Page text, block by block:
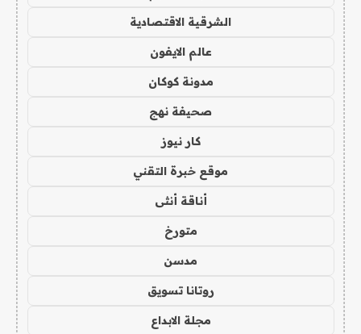
الشرقية الاقتصادية
عالم الايفون
مدونة كوكان
صحيفة نهج
كار نيوز
موقع خبرة التقني
أناقة أنثى
متورخ
مدسن
روتانا تسويق
مجلة الابداع